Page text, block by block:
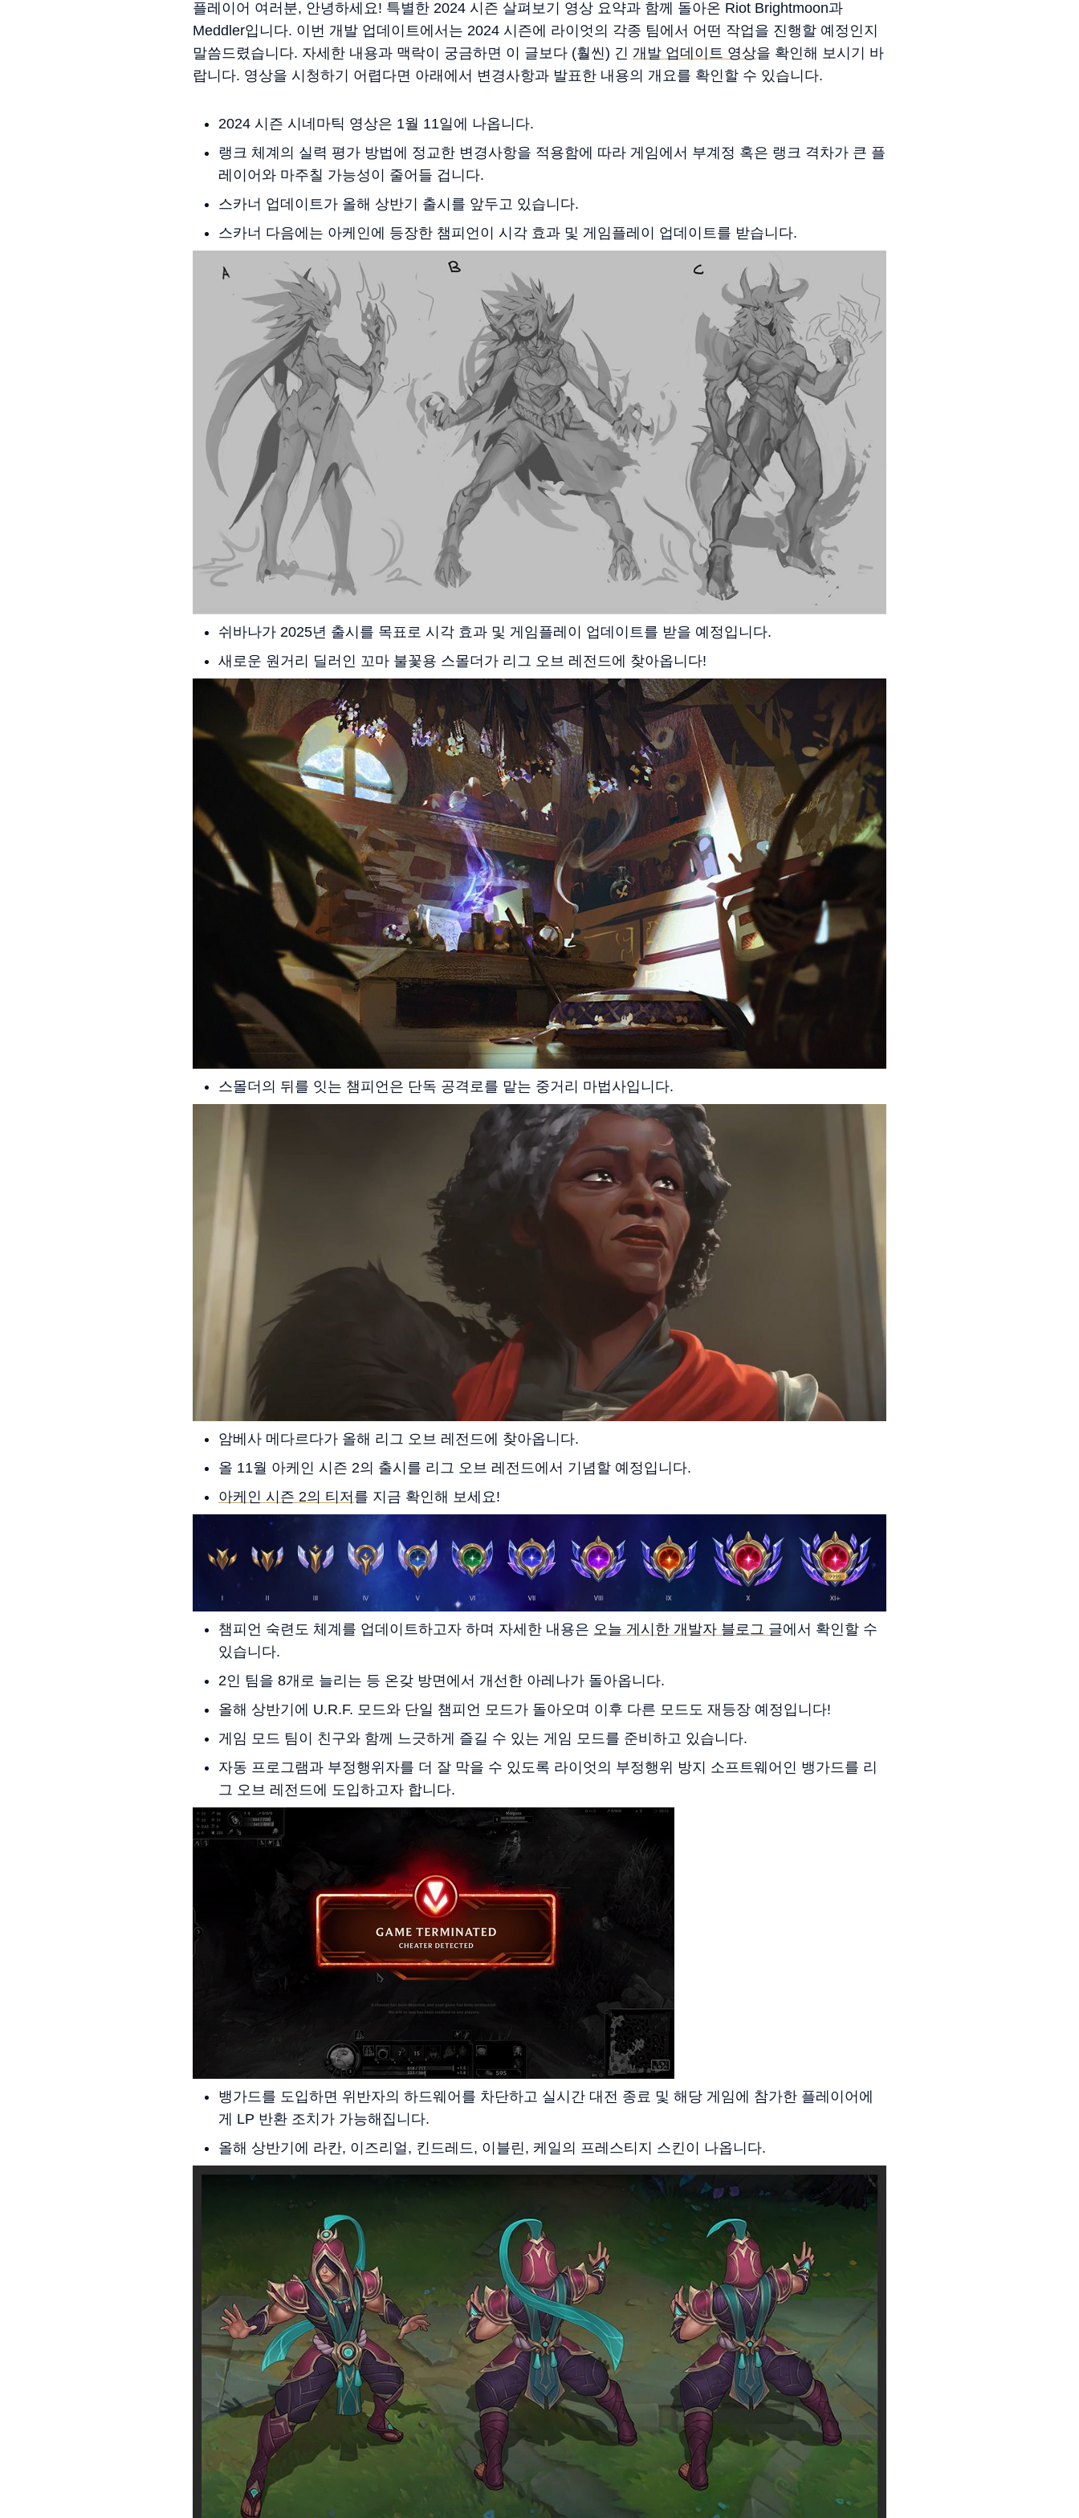
플레이어 여러분, 안녕하세요! 특별한 2024 시즌 살펴보기 영상 요약과 함께 돌아온 Riot Brightmoon과
Meddler입니다. 이번 개발 업데이트에서는 2024 시즌에 라이엇의 각종 팀에서 어떤 작업을 진행할 예정인지
말씀드렸습니다. 자세한 내용과 맥락이 궁금하면 이 글보다 (훨씬) 긴 개발 업데이트 영상을 확인해 보시기 바
랍니다. 영상을 시청하기 어렵다면 아래에서 변경사항과 발표한 내용의 개요를 확인할 수 있습니다.
2024 시즌 시네마틱 영상은 1월 11일에 나옵니다.
랭크 체계의 실력 평가 방법에 정교한 변경사항을 적용함에 따라 게임에서 부계정 혹은 랭크 격차가 큰 플
레이어와 마주칠 가능성이 줄어들 겁니다.
스카너 업데이트가 올해 상반기 출시를 앞두고 있습니다.
스카너 다음에는 아케인에 등장한 챔피언이 시각 효과 및 게임플레이 업데이트를 받습니다.
쉬바나가 2025년 출시를 목표로 시각 효과 및 게임플레이 업데이트를 받을 예정입니다.
새로운 원거리 딜러인 꼬마 불꽃용 스몰더가 리그 오브 레전드에 찾아옵니다!
스몰더의 뒤를 잇는 챔피언은 단독 공격로를 맡는 중거리 마법사입니다.
암베사 메다르다가 올해 리그 오브 레전드에 찾아옵니다.
올 11월 아케인 시즌 2의 출시를 리그 오브 레전드에서 기념할 예정입니다.
아케인 시즌 2의 티저 를 지금 확인해 보세요!
챔피언 숙련도 체계를 업데이트하고자 하며 자세한 내용은 오늘 게시한 개발자 블로그 글에서 확인할 수
있습니다.
2인 팀을 8개로 늘리는 등 온갖 방면에서 개선한 아레나가 돌아옵니다.
올해 상반기에 U.R.F. 모드와 단일 챔피언 모드가 돌아오며 이후 다른 모드도 재등장 예정입니다!
게임 모드 팀이 친구와 함께 느긋하게 즐길 수 있는 게임 모드를 준비하고 있습니다.
자동 프로그램과 부정행위자를 더 잘 막을 수 있도록 라이엇의 부정행위 방지 소프트웨어인 뱅가드를 리
그 오브 레전드에 도입하고자 합니다.
뱅가드를 도입하면 위반자의 하드웨어를 차단하고 실시간 대전 종료 및 해당 게임에 참가한 플레이어에
게 LP 반환 조치가 가능해집니다.
올해 상반기에 라칸, 이즈리얼, 킨드레드, 이블린, 케일의 프레스티지 스킨이 나옵니다.